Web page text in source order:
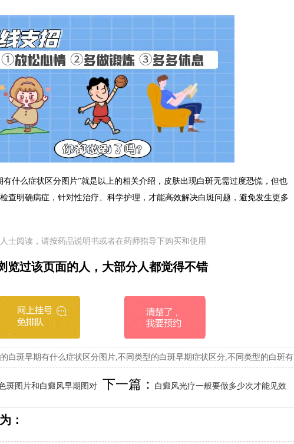
么症状区分图片”就是以上的相关介绍，皮肤出现白斑无需过度恐慌，但也
查明确病症，针对性治疗、科学护理，才能高效解决白斑问题，避免发生更多
士阅读，请按药品说明书或者在药师指导下购买和使用
览过该页面的人，大部分人都觉得不错
白斑早期有什么症状区分图片,不同类型的白斑早期症状区分,不同类型的白斑有
斑图片和白癜风早期图对 下一篇： 白癜风光疗一般要做多少次才能见效
：